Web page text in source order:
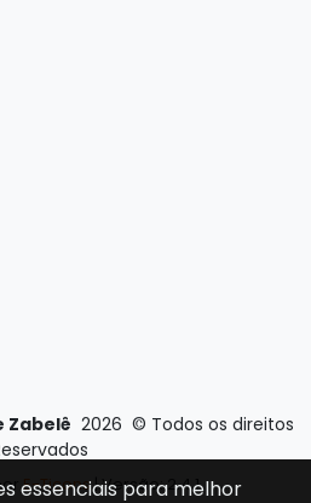
Zabelê 2026 © Todos os direitos
E-Ticons| Versão: 2.4.1
essenciais para melhor